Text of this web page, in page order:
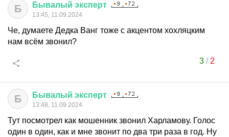
Б Бывалый эксперт
13:45, 11.09.2024
Че, думаете Дедка Ванг тоже с акцентом хохляцким
нам всём звонил?
3/ 2
Б Бывалый эксперт
13:48, 11.09.2024
Тут посмотрел как мошенник звонил Харламову. Голос
один в один, как и мне звонит по два три раза в год. Ну